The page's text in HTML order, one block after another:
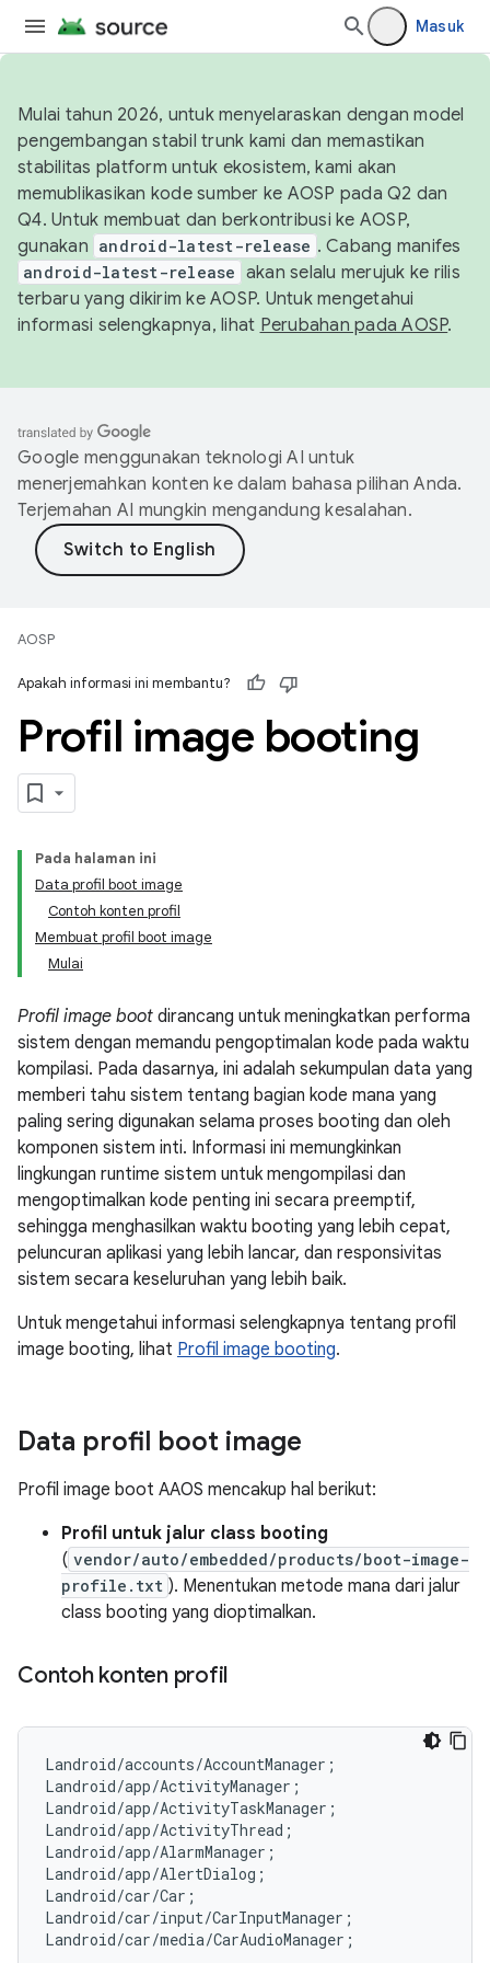
Masuk
Mulai tahun 2026, untuk menyelaraskan dengan model
pengembangan stabil trunk kami dan memastikan
stabilitas platform untuk ekosistem, kami akan
memublikasikan kode sumber ke AOSP pada Q2 dan
Q4. Untuk membuat dan berkontribusi ke AOSP,
gunakan android-latest-release . Cabang manifes
android-latest-release akan selalu merujuk ke rilis
terbaru yang dikirim ke AOSP. Untuk mengetahui
informasi selengkapnya, lihat Perubahan pada AOSP.
Google menggunakan teknologi AI untuk
menerjemahkan konten ke dalam bahasa pilihan Anda.
Terjemahan AI mungkin mengandung kesalahan.
AOSP
Apakah informasi ini membantu?
Profil image booting
Pada halaman ini
Data profil boot image
Contoh konten profil
Membuat profil boot image
Mulai
Profil image boot dirancang untuk meningkatkan performa
sistem dengan memandu pengoptimalan kode pada waktu
kompilasi. Pada dasarnya, ini adalah sekumpulan data yang
memberi tahu sistem tentang bagian kode mana yang
paling sering digunakan selama proses booting dan oleh
komponen sistem inti. Informasi ini memungkinkan
lingkungan runtime sistem untuk mengompilasi dan
mengoptimalkan kode penting ini secara preemptif,
sehingga menghasilkan waktu booting yang lebih cepat,
peluncuran aplikasi yang lebih lancar, dan responsivitas
sistem secara keseluruhan yang lebih baik.
Untuk mengetahui informasi selengkapnya tentang profil
image booting, lihat Profil image booting.
Data profil boot image
Profil image boot AAOS mencakup hal berikut:
Profil untuk jalur class booting
( vendor/auto/embedded/products/boot-image-
profile.txt ). Menentukan metode mana dari jalur
class booting yang dioptimalkan.
Contoh konten profil
Landroid/accounts/AccountManager;
Landroid/app/ActivityManager;
Landroid/app/ActivityTaskManager;
Landroid/app/ActivityThread;
Landroid/app/AlarmManager;
Landroid/app/AlertDialog;
Landroid/car/Car;
Landroid/car/input/CarInputManager;